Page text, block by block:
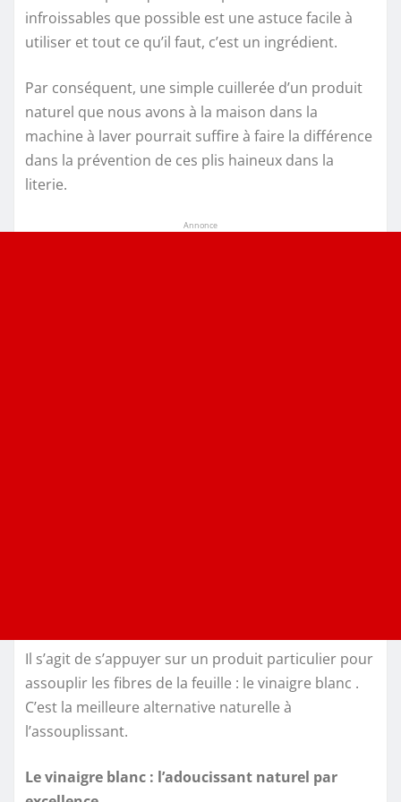
infroissables que possible est une astuce facile à
utiliser et tout ce qu’il faut, c’est un ingrédient.
Par conséquent, une simple cuillerée d’un produit
naturel que nous avons à la maison dans la
machine à laver pourrait suffire à faire la différence
dans la prévention de ces plis haineux dans la
literie.
Annonce
Il s’agit de s’appuyer sur un produit particulier pour
assouplir les fibres de la feuille : le vinaigre blanc .
C’est la meilleure alternative naturelle à
l’assouplissant.
Le vinaigre blanc : l’adoucissant naturel par